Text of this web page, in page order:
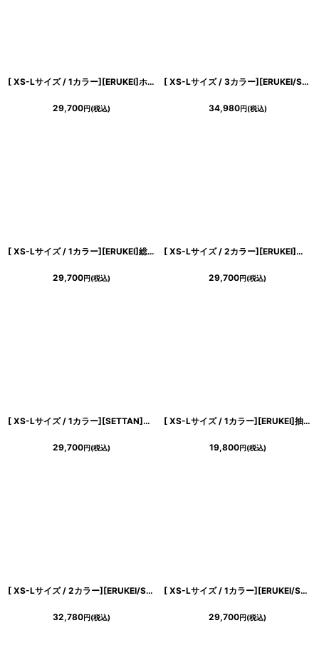
[ XS-Lサイズ / 1カラー][ERUKEI]ホワイト×レッド・花柄・Aライン・ノースリーブ・シフォン・ロングドレス・ワンピース[山崎みどり着用][送料無料]myrd
29,700円(税込)
[ XS-Lサイズ / 3カラー][ERUKEI/SETTAN]総レース・ノースリーブ・Vネック・ハイウエスト・タイト・マーメイド・ロングドレス[送料無料]
34,980円(税込)
[ XS-Lサイズ / 1カラー][ERUKEI]総レース・チュールレース・シアー・ノースリーブ・タイト・インナーミニ・ストレートライン・ロングドレス[送料無料]
29,700円(税込)
[ XS-Lサイズ / 2カラー][ERUKEI]総レース Vネック 七分袖 花柄 ブラック ホワイト マーメイド ロングドレス ワンピース[送料無料][山崎みどり着用]mybk
29,700円(税込)
[ XS-Lサイズ / 1カラー][SETTAN]リーフ柄・プリント・シフォン・Vネック・ノースリーブ・Aライン・ロングドレス[送料無料]
29,700円(税込)
[ XS-Lサイズ / 1カラー][ERUKEI]抽象柄・プリント・サテン・フリルスリーブ・Vネック・タック・ベルト風・スリット・Aライン・ロングドレス[送料無料]
19,800円(税込)
[ XS-Lサイズ / 2カラー][ERUKEI/SETTAN]ゴールド×グレー・ノースリーブ・ラウンドネック・花柄・フラワー・フレア・Aライン・ロングドレス[送料無料]
32,780円(税込)
[ XS-Lサイズ / 1カラー][ERUKEI/SETTAN]総レース・斜め切替・アシンメトリー・フレンチスリーブ・マキシ丈・Aライン・ロングドレス[送料無料]
29,700円(税込)